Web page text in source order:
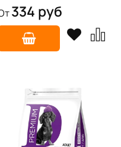
334 руб